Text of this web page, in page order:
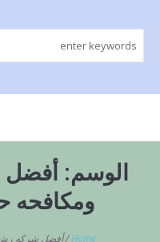
الوسم:أفضل
ومكافحه
Home
/أفضل شركه رش